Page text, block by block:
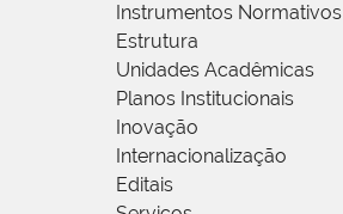
Instrumentos Normativos
Estrutura
Unidades Acadêmicas
Planos Institucionais
Inovação
Internacionalização
Editais